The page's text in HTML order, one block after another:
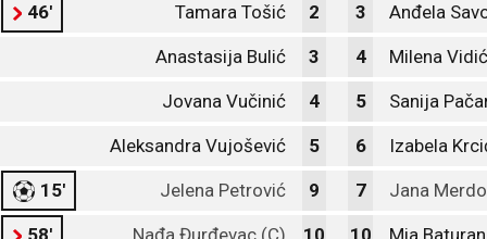
46' Tamara Tošić 2 3 Anđela
Anastasija Bulić 3 4 Milena Vidić
Jovana Vučinić 4 5 Sanija
Aleksandra Vujošević 5 6 Izabela
15' Jelena Petrović 9 7 Jana
58' Nađa Đurđevac (C) 10 10 Mia